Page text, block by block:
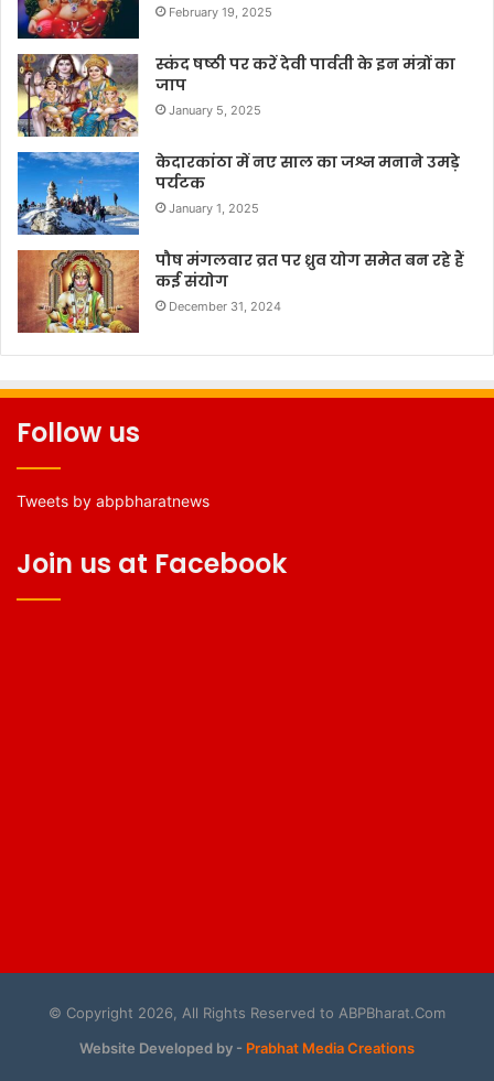
February 19, 2025
स्कंद षष्ठी पर करें देवी पार्वती के इन मंत्रों का
जाप
January 5, 2025
केदारकांठा में नए साल का जश्न मनाने उमड़े
पर्यटक
January 1, 2025
पौष मंगलवार व्रत पर ध्रुव योग समेत बन रहे हैं
कई संयोग
December 31, 2024
Follow us
Tweets by abpbharatnews
Join us at Facebook
© Copyright 2026, All Rights Reserved to ABPBharat.Com
Website Developed by - Prabhat Media Creations